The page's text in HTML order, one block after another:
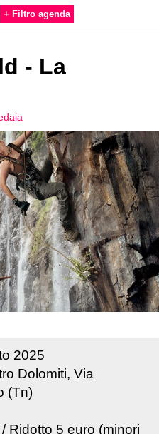
+ Filtro agenda
- La
2025
Dolomiti, Via
(Tn)
Ridotto 5 euro (minori